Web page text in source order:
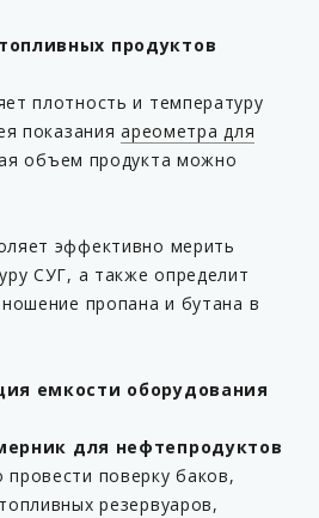
продуктов
плотность и температуру
показанияареометра для
объем продукта можно
эффективно мерить
СУГ, а также определит
пропана и бутана в
емкости оборудования
для нефтепродуктов
поверку баков,
резервуаров,